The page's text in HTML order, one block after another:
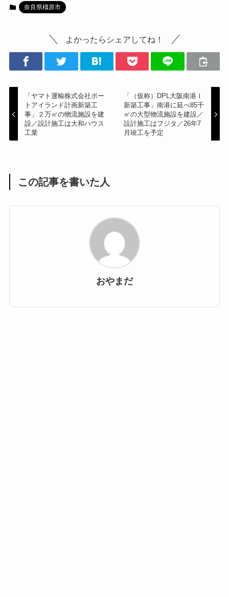
奈良県橿原市
よかったらシェアしてね！
「ヤマト運輸株式会社ポー
トアイランド計画新築工
事」２万㎡の物流施設を建
設／設計施工は大和ハウス
工業
「（仮称）DPL大阪南港Ⅰ
新築工事」南港に延べ85千
㎡の大型物流施設を建設／
設計施工はフジタ／26年7
月竣工を予定
この記事を書いた人
おやまだ